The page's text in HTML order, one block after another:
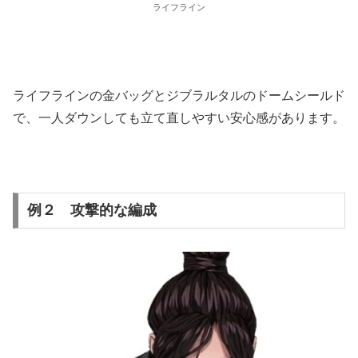
ライフライン
ライフラインの金バッグとジブラルタルのドームシールド
で、一人ダウンしても立て直しやすい安心感があります。
例２ 攻撃的な編成